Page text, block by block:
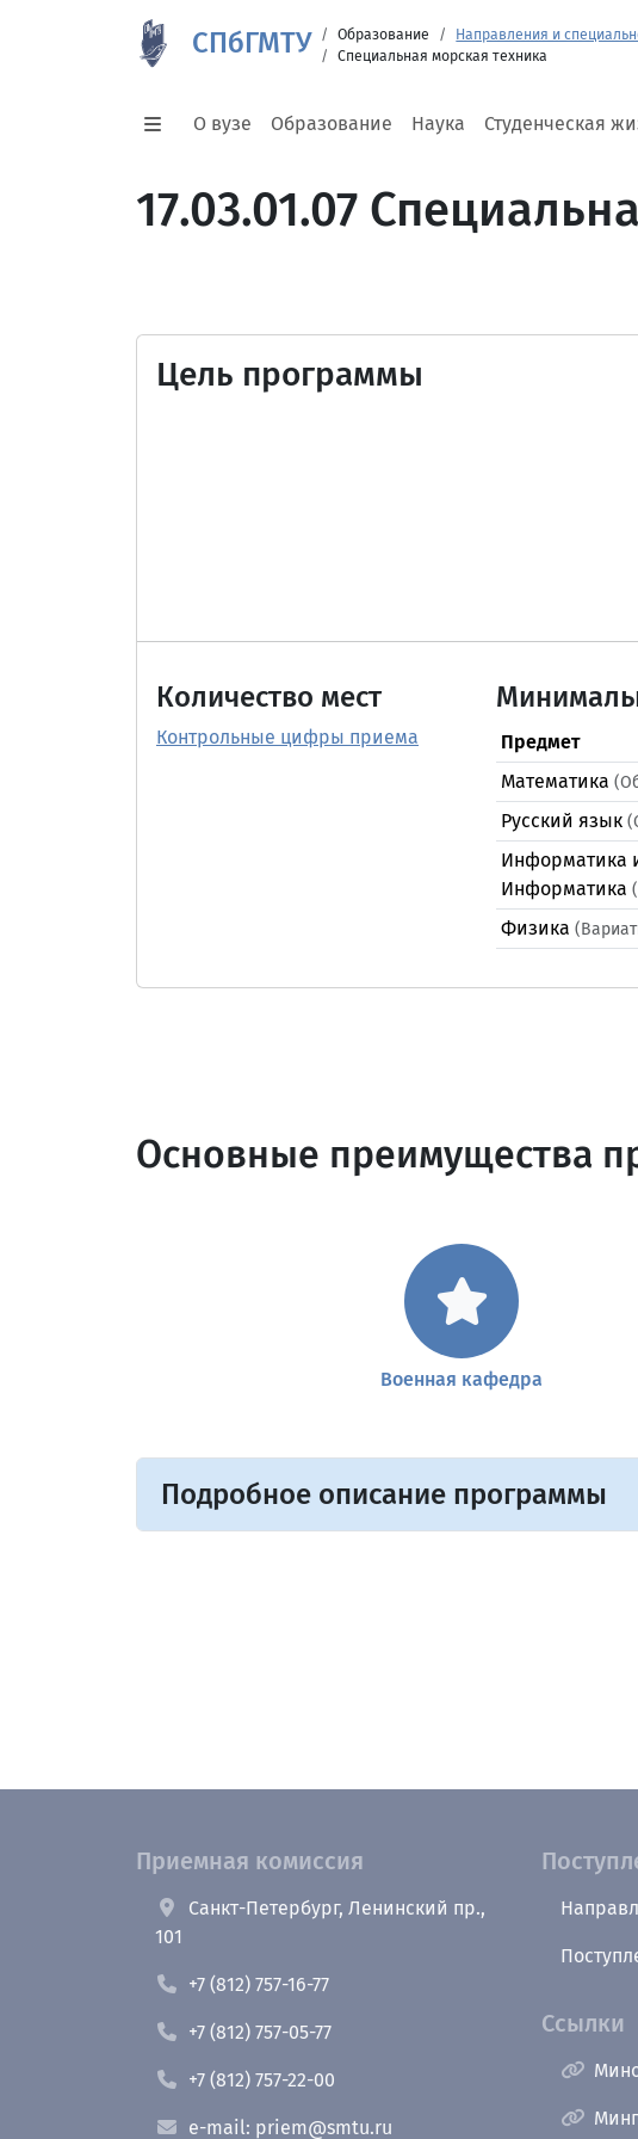
СПбГМТУ Образование
Направления и
Специальная морская техника
О вузе Образование Наука Студенческая
17.03.01.07
Цель программы
Количество мест
Контрольные цифры приема Предмет
Математика
Русский язык
Информатика
Информатика
Физика
Основные преимущества
Военная кафедра
Подробное описание программы
Приемная комиссия
Санкт-Петербург, Ленинский пр.,
101
+7 (812) 757-16-77
+7 (812) 757-05-77
+7 (812) 757-22-00
e-mail: priem@smtu.ru
Ссылки